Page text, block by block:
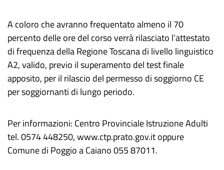
A coloro che avranno frequentato almeno il 70
percento delle ore del corso verrà rilasciato l’attestato
di frequenza della Regione Toscana di livello linguistico
A2, valido, previo il superamento del test finale
apposito, per il rilascio del permesso di soggiorno CE
per soggiornanti di lungo periodo.
Per informazioni: Centro Provinciale Istruzione Adulti
tel. 0574 448250, www.ctp.prato.gov.it oppure
Comune di Poggio a Caiano 055 87011.